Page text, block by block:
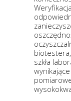
szkła